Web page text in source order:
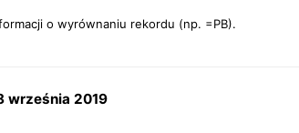
o wyrównaniu rekordu (np. =PB).
września 2019